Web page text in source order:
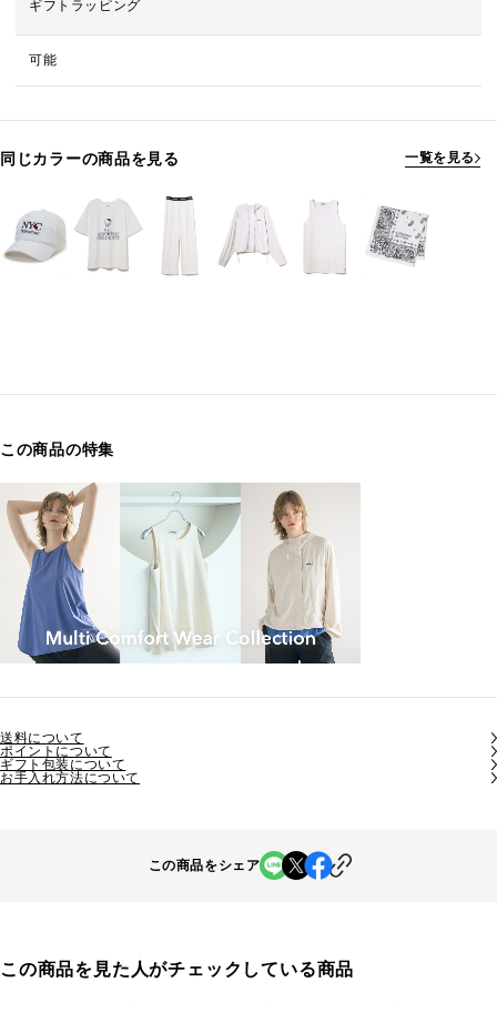
ギフトラッピング
可能
同じカラーの商品を見る 一覧を見る
この商品の特集
送料について
ポイントについて
ギフト包装について
お手入れ方法について
この商品をシェア
この商品を見た人がチェックしている商品